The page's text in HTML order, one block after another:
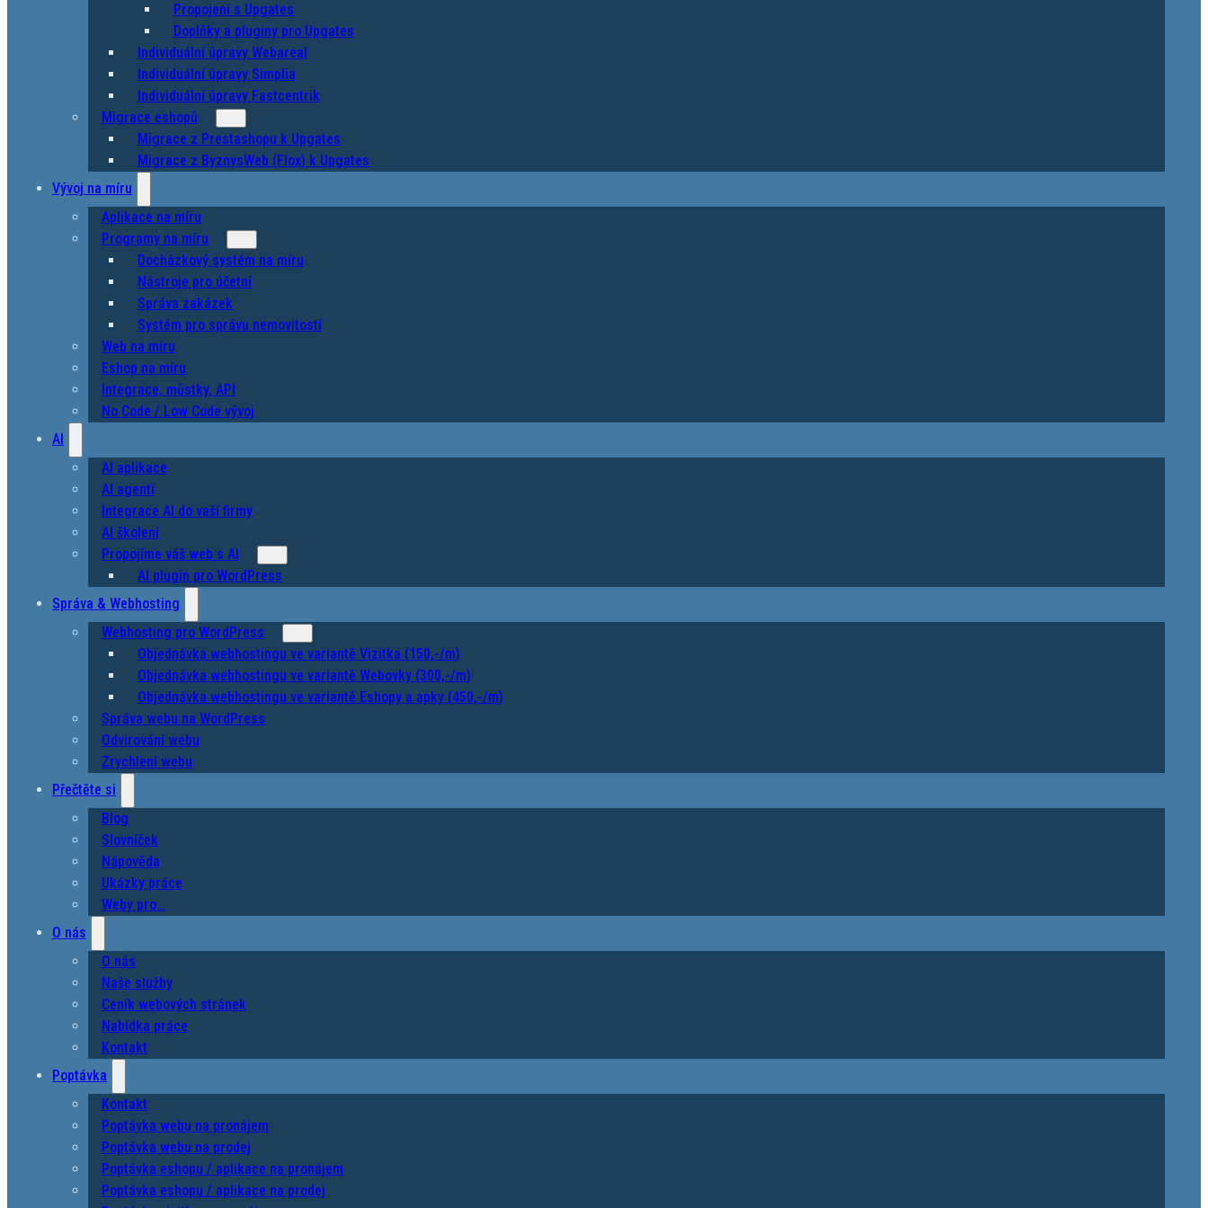
Propojení s Upgates
Doplňky a pluginy pro Upgates
Individuální úpravy Webareal
Individuální úpravy Simplia
Individuální úpravy Fastcentrik
Migrace eshopů
Migrace z Prestashopu k Upgates
Migrace z ByznysWeb (Flox) k Upgates
Vývoj na míru
Aplikace na míru
Programy na míru
Docházkový systém na míru
Nástroje pro účetní
Správa zakázek
Systém pro správu nemovitostí
Web na míru
Eshop na míru
Integrace, můstky, API
No Code / Low Code vývoj
AI
AI aplikace
AI agenti
Integrace AI do vaší firmy
AI školení
Propojíme váš web s AI
AI plugin pro WordPress
Správa & Webhosting
Webhosting pro WordPress
Objednávka webhostingu ve variantě Vizitka (150,-/m)
Objednávka webhostingu ve variantě Webovky (300,-/m)
Objednávka webhostingu ve variantě Eshopy a apky (450,-/m)
Správa webu na WordPress
Odvirování webu
Zrychlení webu
Přečtěte si
Blog
Slovníček
Nápověda
Ukázky práce
Weby pro…
O nás
O nás
Naše služby
Ceník webových stránek
Nabídka práce
Kontakt
Poptávka
Kontakt
Poptávka webu na pronájem
Poptávka webu na prodej
Poptávka eshopu / aplikace na pronájem
Poptávka eshopu / aplikace na prodej